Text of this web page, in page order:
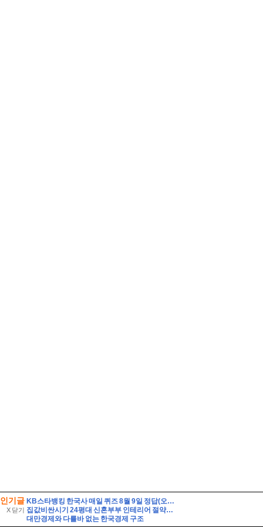
인기글
X 닫기
KB스타뱅킹 한국사 매일 퀴즈 8월 9일 정답(오랜 기간 발해의 수도였던 상경성에서 발견된 온돌 시설과 불상, 기와 등을 통해 발해가 고구려를 계승한 것을 알 수 있다)
집값비싼시기 24평대 신혼부부 인테리어 절약기회
대만경제와 다를바 없는 한국경제 구조